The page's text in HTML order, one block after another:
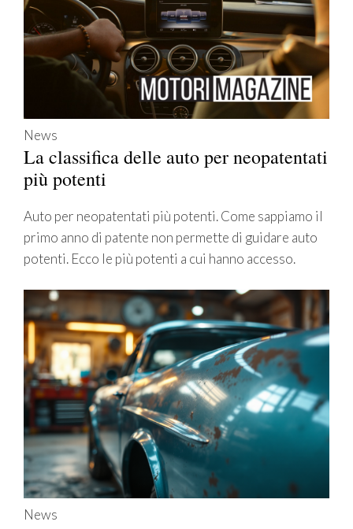
News
La classifica delle auto per neopatentati
più potenti
Auto per neopatentati più potenti. Come sappiamo il
primo anno di patente non permette di guidare auto
potenti. Ecco le più potenti a cui hanno accesso.
News